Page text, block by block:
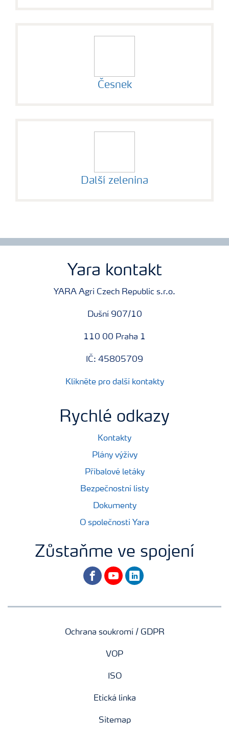
Česnek
Další zelenina
Yara kontakt
YARA Agri Czech Republic s.r.o.
Dušní 907/10
110 00 Praha 1
IČ: 45805709
Klikněte pro další kontakty
Rychlé odkazy
Kontakty
Plány výživy
Příbalové letáky
Bezpečnostní listy
Dokumenty
O společnosti Yara
Zůstaňme ve spojení
facebookyoutubelinkedin
Ochrana soukromí / GDPR
VOP
ISO
Etická linka
Sitemap